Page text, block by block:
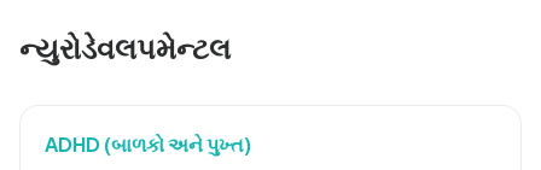
ન્યુરોડેવલપમેન્ટલ
ADHD (બાળકો અને પુખ્ત)